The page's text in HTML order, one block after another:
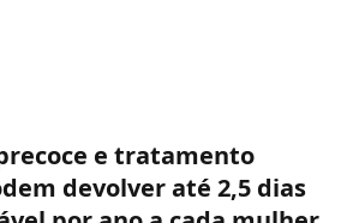
e tratamento
devolver até 2,5 dias